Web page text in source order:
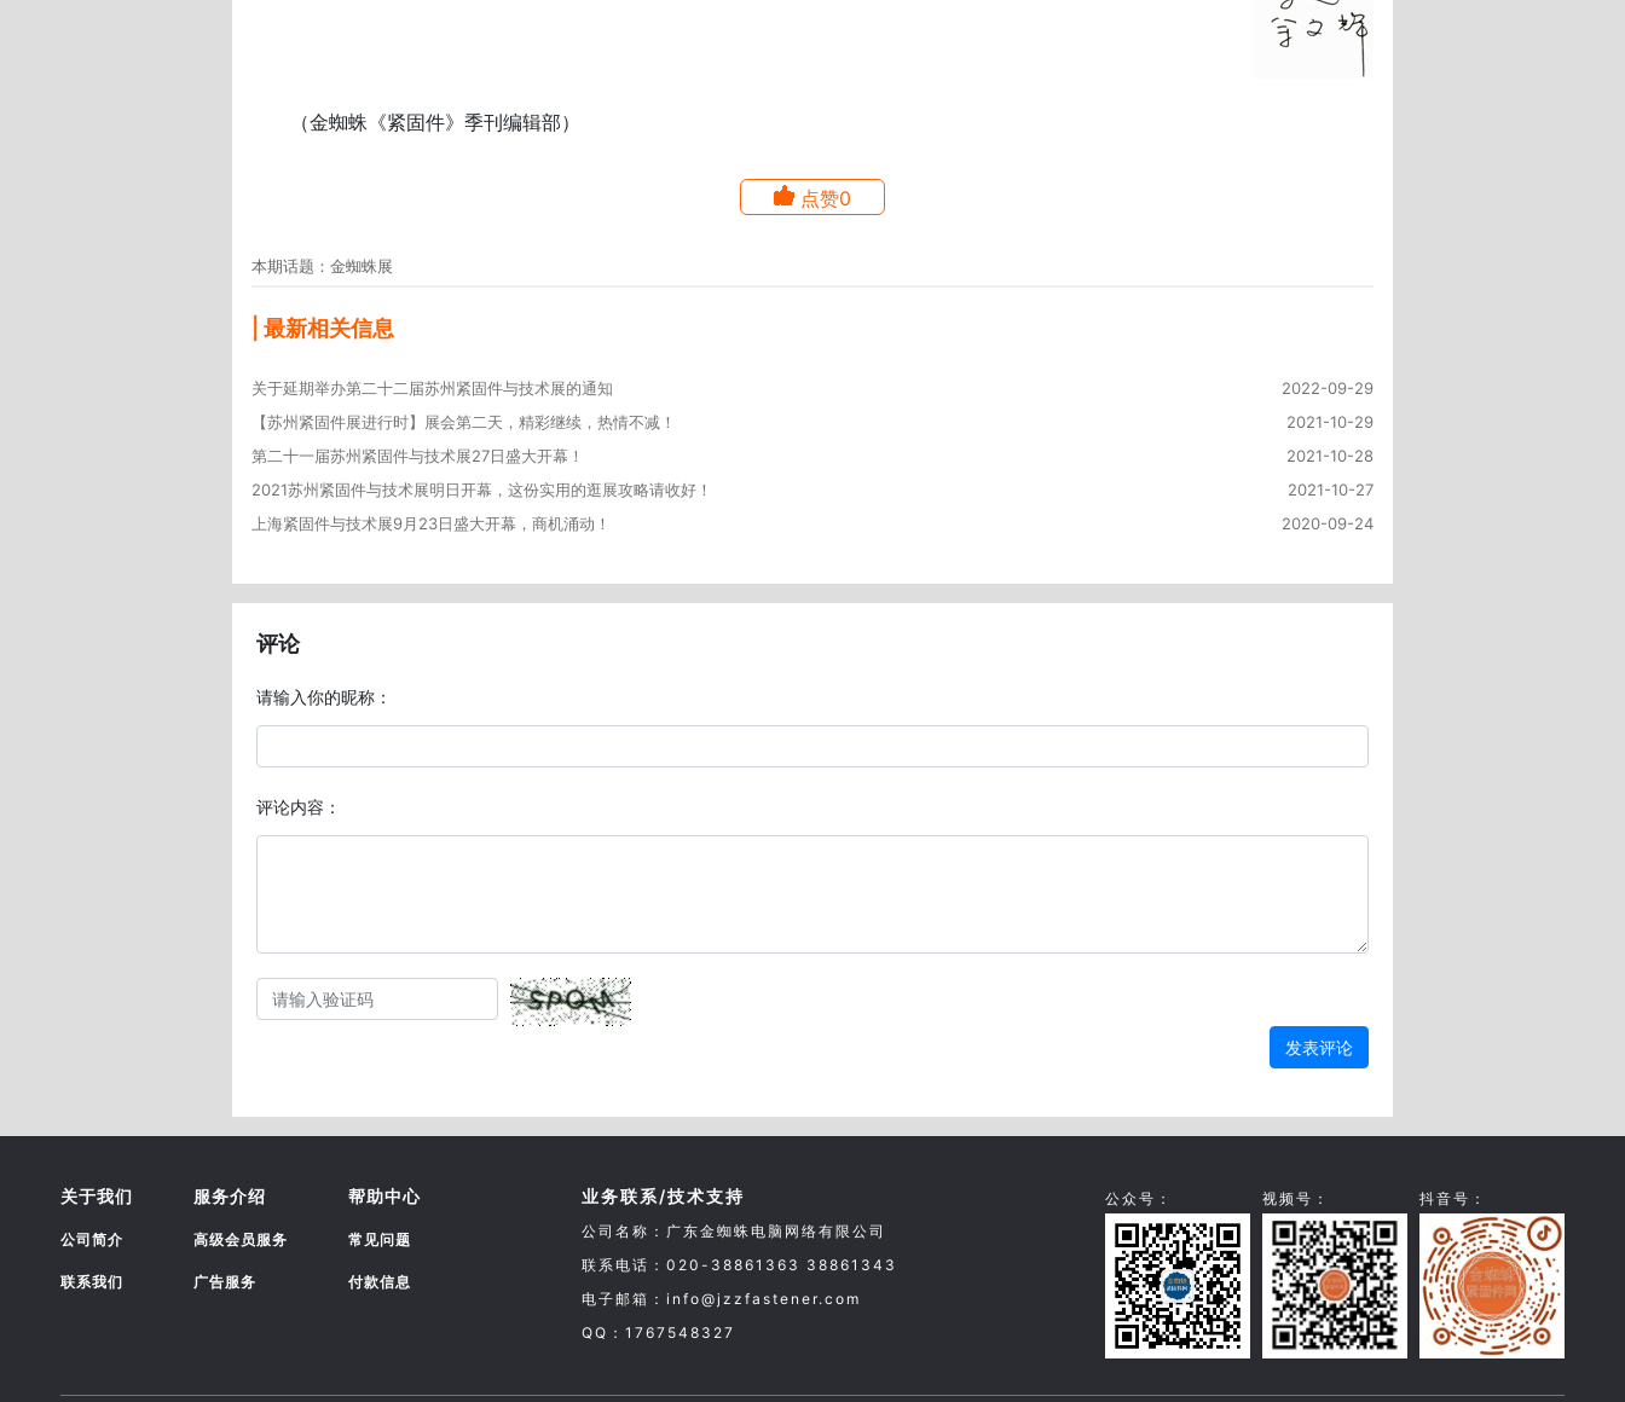
（金蜘蛛《紧固件》季刊编辑部）
点赞0
本期话题：金蜘蛛展
| 最新相关信息
关于延期举办第二十二届苏州紧固件与技术展的通知
2022-09-29
【苏州紧固件展进行时】展会第二天，精彩继续，热情不减！
2021-10-29
第二十一届苏州紧固件与技术展27日盛大开幕！
2021-10-28
2021苏州紧固件与技术展明日开幕，这份实用的逛展攻略请收好！
2021-10-27
上海紧固件与技术展9月23日盛大开幕，商机涌动！
2020-09-24
评论
请输入你的昵称：
评论内容：
发表评论
关于我们
公司简介
联系我们
服务介绍
高级会员服务
广告服务
帮助中心
常见问题
付款信息
业务联系/技术支持
公司名称：广东金蜘蛛电脑网络有限公司
联系电话：020-38861363 38861343
电子邮箱：info@jzzfastener.com
QQ：1767548327
公众号： 视频号： 抖音号：